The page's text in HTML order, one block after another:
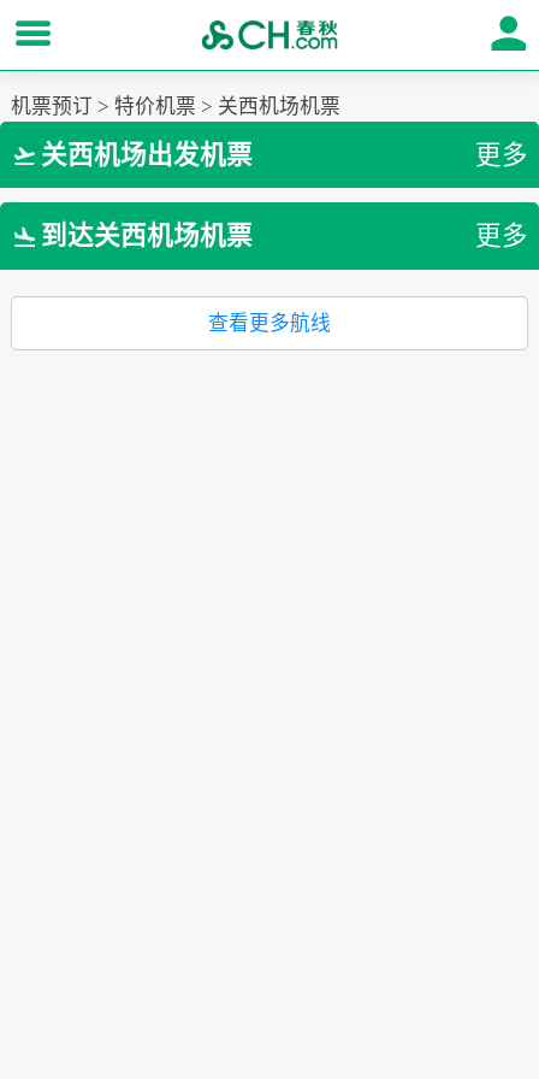
机票预订 > 特价机票 > 关西机场机票
 关西机场出发机票 更多
 到达关西机场机票 更多
查看更多航线